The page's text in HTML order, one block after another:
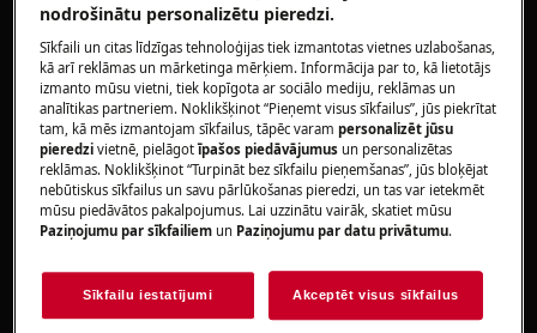
Saldētavu
Ledusskapi
Ledusskapi ar saldētavu
Vīna dzesētāju
Risinājums:
1. Ja, izsaiņojot ierīci, atklāts bojājums,
nekavējoties sazinieties ar mazumtirgotāju,
lai uzzinātu, vai tas nav bojāts piegādes
laikā.
nodrošinātu personalizētu pieredzi.
Sīkfaili un citas līdzīgas tehnoloģijas tiek izmantotas vietnes uzlabošanas,
kā arī reklāmas un mārketinga mērķiem. Informācija par to, kā lietotājs
izmanto mūsu vietni, tiek kopīgota ar sociālo mediju, reklāmas un
analītikas partneriem. Noklikšķinot “Pieņemt visus sīkfailus”, jūs piekrītat
tam, kā mēs izmantojam sīkfailus, tāpēc varampersonalizēt jūsu
pieredzivietnē, pielāgotīpašos piedāvājumus un personalizētas
reklāmas. Noklikšķinot “Turpināt bez sīkfailu pieņemšanas”, jūs bloķējat
nebūtiskus sīkfailus un savu pārlūkošanas pieredzi, un tas var ietekmēt
mūsu piedāvātos pakalpojumus. Lai uzzinātu vairāk, skatiet mūsu
Paziņojumu par sīkfailiem un Paziņojumu par datu privātumu.
Sīkfailu iestatījumi Akceptēt visus sīkfailus